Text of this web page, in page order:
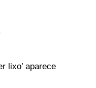
lixo’ aparece